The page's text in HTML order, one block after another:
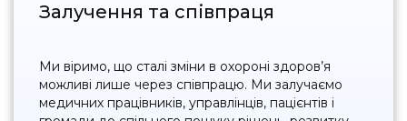
Залучення та співпраця
Ми віримо, що сталі зміни в охороні здоров’я
можливі лише через співпрацю. Ми залучаємо
медичних працівників, управлінців, пацієнтів і